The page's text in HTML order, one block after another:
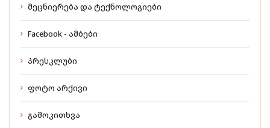
მეცნიერება და ტექნოლოგიები
Facebook - ამბები
პრესკლუბი
ფოტო არქივი
გამოკითხვა